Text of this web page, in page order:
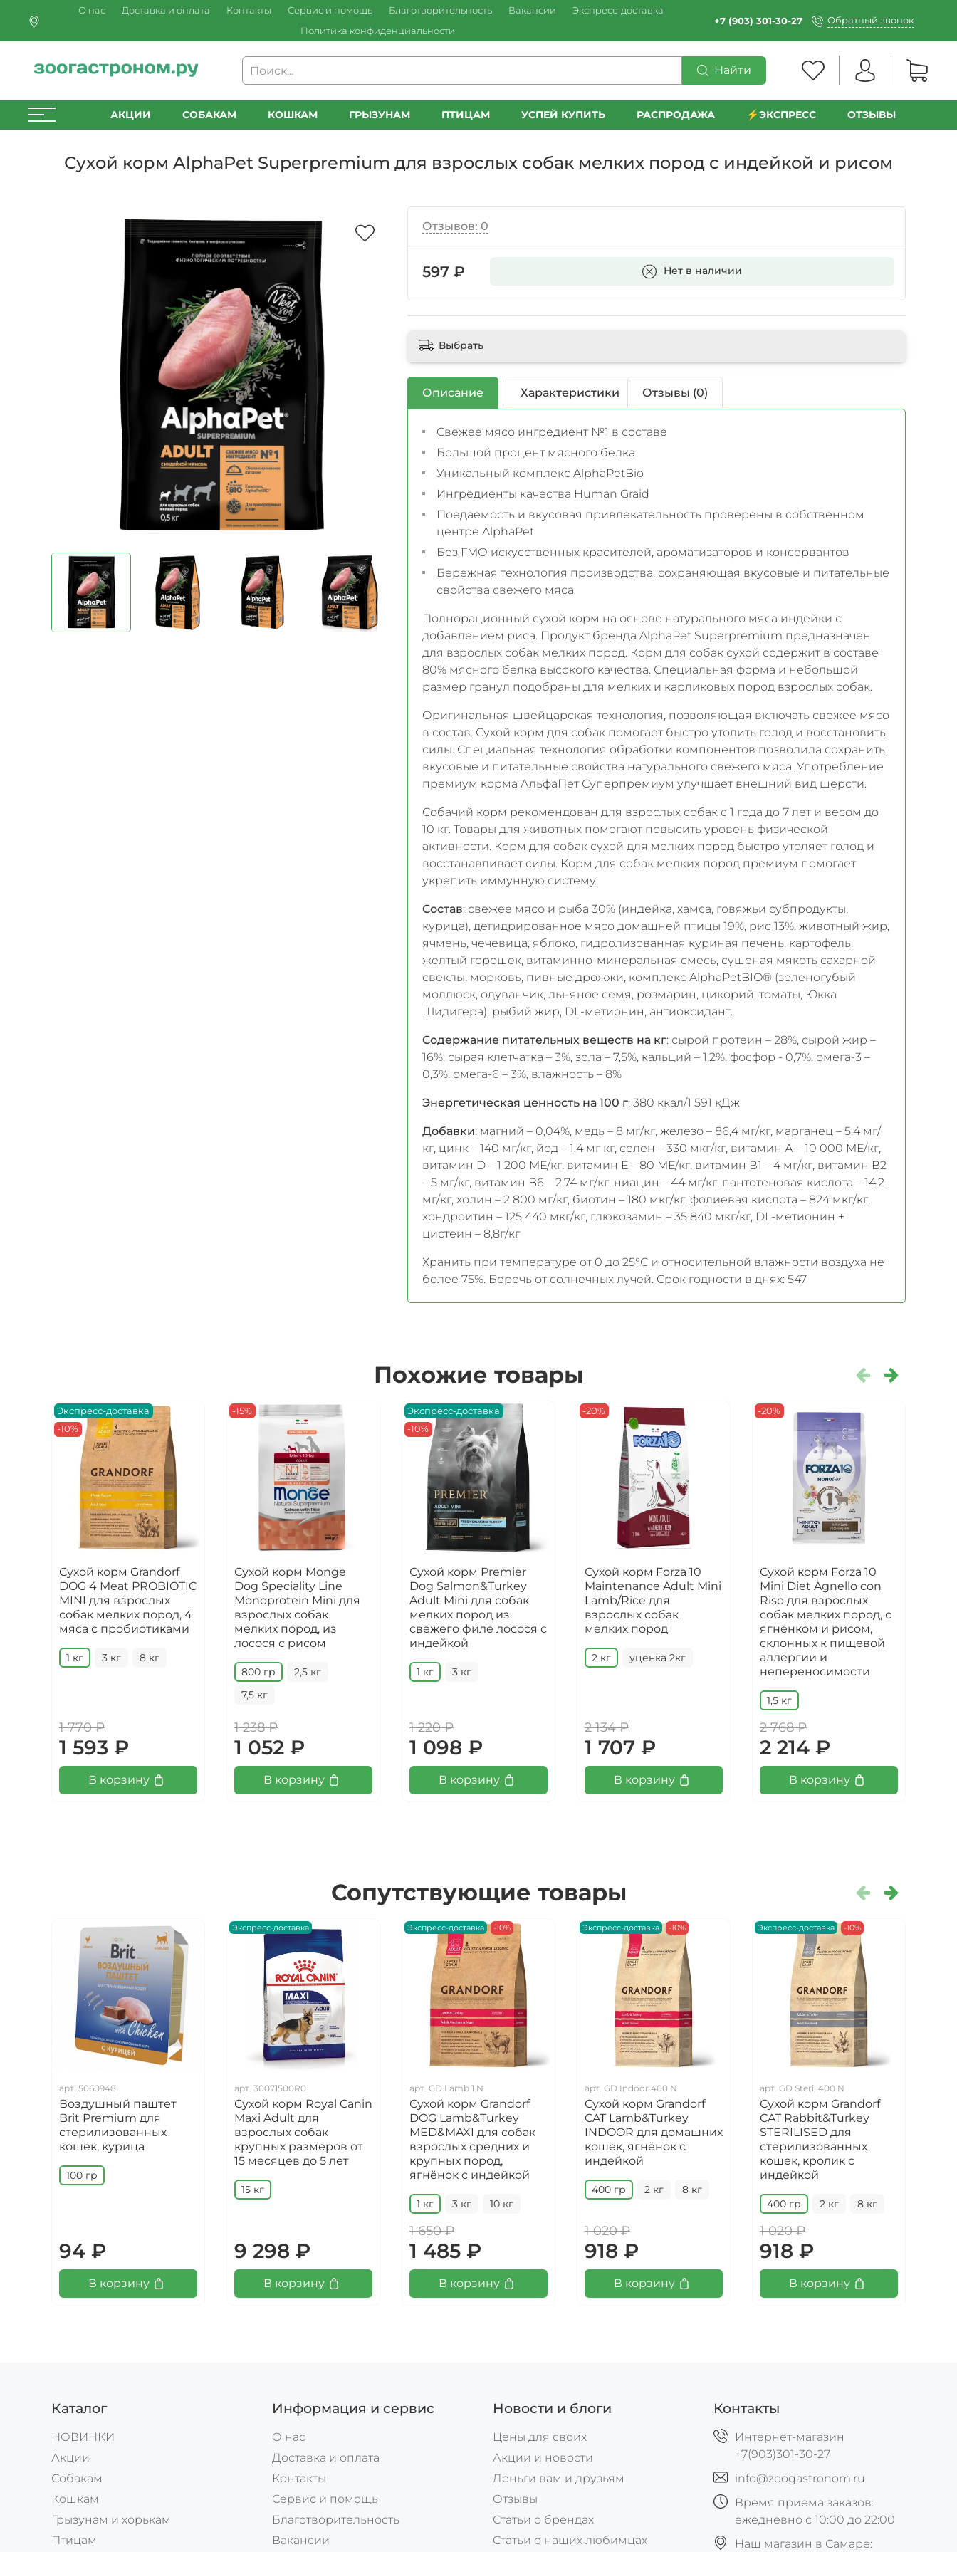
О нас Доставка и оплата Контакты Сервис и помощь Благотворительность Вакансии
Экспресс-доставка
Политика конфиденциальности
+7 (903) 301-30-27 Обратный звонок
Найти
АКЦИИ СОБАКАМ КОШКАМ ГРЫЗУНАМ ПТИЦАМ УСПЕЙ КУПИТЬ РАСПРОДАЖА ⚡️ЭКСПРЕСС ОТЗЫВЫ
Сухой корм AlphaPet Superpremium для взрослых собак мелких пород с индейкой и рисом
Отзывов: 0
597 ₽ Нет в наличии
В корзину
Выбрать
Описание Характеристики Отзывы (0)
Свежее мясо ингредиент №1 в составе
Большой процент мясного белка
Уникальный комплекс AlphaPetBio
Ингредиенты качества Human Graid
Поедаемость и вкусовая привлекательность проверены в собственном
центре AlphaPet
Без ГМО искусственных красителей, ароматизаторов и консервантов
Бережная технология производства, сохраняющая вкусовые и питательные
свойства свежего мяса
Полнорационный сухой корм на основе натурального мяса индейки с
добавлением риса. Продукт бренда AlphaPet Superpremium предназначен
для взрослых собак мелких пород. Корм для собак сухой содержит в составе
80% мясного белка высокого качества. Специальная форма и небольшой
размер гранул подобраны для мелких и карликовых пород взрослых собак.
Оригинальная швейцарская технология, позволяющая включать свежее мясо
в состав. Сухой корм для собак помогает быстро утолить голод и восстановить
силы. Специальная технология обработки компонентов позволила сохранить
вкусовые и питательные свойства натурального свежего мяса. Употребление
премиум корма АльфаПет Суперпремиум улучшает внешний вид шерсти.
Собачий корм рекомендован для взрослых собак с 1 года до 7 лет и весом до
10 кг. Товары для животных помогают повысить уровень физической
активности. Корм для собак сухой для мелких пород быстро утоляет голод и
восстанавливает силы. Корм для собак мелких пород премиум помогает
укрепить иммунную систему.
Состав: свежее мясо и рыба 30% (индейка, хамса, говяжьи субпродукты,
курица), дегидрированное мясо домашней птицы 19%, рис 13%, животный жир,
ячмень, чечевица, яблоко, гидролизованная куриная печень, картофель,
желтый горошек, витаминно-минеральная смесь, сушеная мякоть сахарной
свеклы, морковь, пивные дрожжи, комплекс AlphaPetBIO® (зеленогубый
моллюск, одуванчик, льняное семя, розмарин, цикорий, томаты, Юкка
Шидигера), рыбий жир, DL-метионин, антиоксидант.
Содержание питательных веществ на кг: сырой протеин – 28%, сырой жир –
16%, сырая клетчатка – 3%, зола – 7,5%, кальций – 1,2%, фосфор - 0,7%, омега-3 –
0,3%, омега-6 – 3%, влажность – 8%
Энергетическая ценность на 100 г: 380 ккал/1 591 кДж
Добавки: магний – 0,04%, медь – 8 мг/кг, железо – 86,4 мг/кг, марганец – 5,4 мг/
кг, цинк – 140 мг/кг, йод – 1,4 мг кг, селен – 330 мкг/кг, витамин А – 10 000 МЕ/кг,
витамин D – 1 200 МЕ/кг, витамин Е – 80 МЕ/кг, витамин В1 – 4 мг/кг, витамин В2
– 5 мг/кг, витамин B6 – 2,74 мг/кг, ниацин – 44 мг/кг, пантотеновая кислота – 14,2
мг/кг, холин – 2 800 мг/кг, биотин – 180 мкг/кг, фолиевая кислота – 824 мкг/кг,
хондроитин – 125 440 мкг/кг, глюкозамин – 35 840 мкг/кг, DL-метионин +
цистеин – 8,8г/кг
Хранить при температуре от 0 до 25°С и относительной влажности воздуха не
более 75%. Беречь от солнечных лучей. Срок годности в днях: 547
Похожие товары
Экспресс-доставка
-10%
Сухой корм Grandorf
DOG 4 Meat PROBIOTIC
MINI для взрослых
собак мелких пород, 4
мяса с пробиотиками
1 кг 3 кг 8 кг
1 770 ₽
1 593 ₽
В корзину
-15%
Сухой корм Monge
Dog Speciality Line
Monoprotein Mini для
взрослых собак
мелких пород, из
лосося с рисом
800 гр
2,5 кг
7,5 кг
1 238 ₽
1 052 ₽
В корзину
Экспресс-доставка
-10%
Сухой корм Premier
Dog Salmon&Turkey
Adult Mini для собак
мелких пород из
свежего филе лосося с
индейкой
1 кг 3 кг
1 220 ₽
1 098 ₽
В корзину
-20%
Сухой корм Forza 10
Maintenance Adult Mini
Lamb/Rice для
взрослых собак
мелких пород
2 кг уценка 2кг
2 134 ₽
1 707 ₽
В корзину
-20%
Сухой корм Forza 10
Mini Diet Agnello con
Riso для взрослых
собак мелких пород, с
ягнёнком и рисом,
склонных к пищевой
аллергии и
непереносимости
1,5 кг
2 768 ₽
2 214 ₽
В корзину
Сопутствующие товары
арт. 5060948
Воздушный паштет
Brit Premium для
стерилизованных
кошек, курица
100 гр
94 ₽
В корзину
Экспресс-доставка
арт. 30071500R0
Сухой корм Royal Canin
Maxi Adult для
взрослых собак
крупных размеров от
15 месяцев до 5 лет
15 кг
9 298 ₽
В корзину
Экспресс-доставка -10%
арт. GD Lamb 1 N
Сухой корм Grandorf
DOG Lamb&Turkey
MED&MAXI для собак
взрослых средних и
крупных пород,
ягнёнок с индейкой
1 кг 3 кг 10 кг
1 650 ₽
1 485 ₽
В корзину
Экспресс-доставка -10%
арт. GD Indoor 400 N
Сухой корм Grandorf
CAT Lamb&Turkey
INDOOR для домашних
кошек, ягнёнок с
индейкой
400 гр 2 кг 8 кг
1 020 ₽
918 ₽
В корзину
Экспресс-доставка -10%
арт. GD Steril 400 N
Сухой корм Grandorf
CAT Rabbit&Turkey
STERILISED для
стерилизованных
кошек, кролик с
индейкой
400 гр 2 кг 8 кг
1 020 ₽
918 ₽
В корзину
Каталог
НОВИНКИ
Акции
Собакам
Кошкам
Грызунам и хорькам
Птицам
Информация и сервис
О нас
Доставка и оплата
Контакты
Сервис и помощь
Благотворительность
Вакансии
Новости и блоги
Цены для своих
Акции и новости
Деньги вам и друзьям
Отзывы
Статьи о брендах
Статьи о наших любимцах
Контакты
Интернет-магазин
+7(903)301-30-27
info@zoogastronom.ru
Время приема заказов:
ежедневно с 10:00 до 22:00
Наш магазин в Самаре: